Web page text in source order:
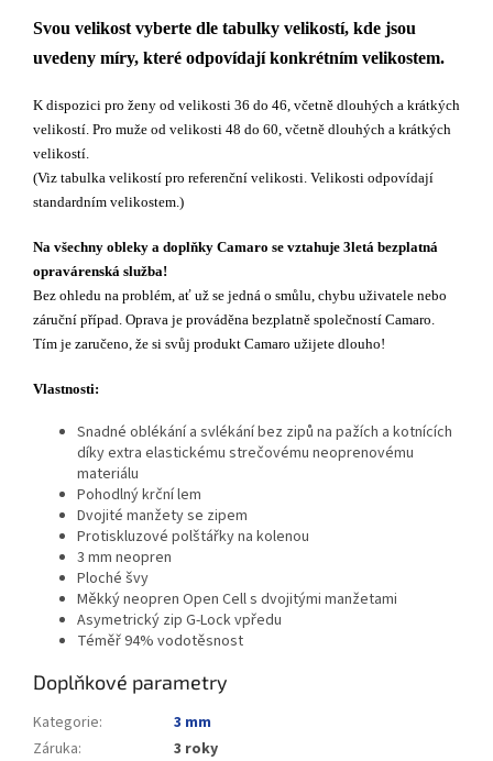
Svou velikost vyberte dle tabulky velikostí, kde jsou
uvedeny míry, které odpovídají konkrétním velikostem.
K dispozici pro ženy od velikosti 36 do 46, včetně dlouhých a krátkých
velikostí. Pro muže od velikosti 48 do 60, včetně dlouhých a krátkých
velikostí.
(Viz tabulka velikostí pro referenční velikosti. Velikosti odpovídají
standardním velikostem.)
Na všechny obleky a doplňky Camaro se vztahuje 3letá bezplatná
opravárenská služba!
Bez ohledu na problém, ať už se jedná o smůlu, chybu uživatele nebo
záruční případ. Oprava je prováděna bezplatně společností Camaro.
Tím je zaručeno, že si svůj produkt Camaro užijete dlouho!
Vlastnosti:
Snadné oblékání a svlékání bez zipů na pažích a kotnících
díky extra elastickému strečovému neoprenovému
materiálu
Pohodlný krční lem
Dvojité manžety se zipem
Protiskluzové polštářky na kolenou
3 mm neopren
Ploché švy
Měkký neopren Open Cell s dvojitými manžetami
Asymetrický zip G-Lock vpředu
Téměř 94% vodotěsnost
Doplňkové parametry
Kategorie:
3 mm
Záruka: 3 roky